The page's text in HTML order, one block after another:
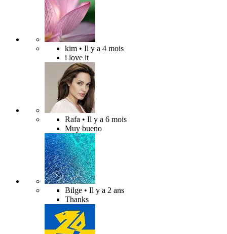
kim • Il y a 4 mois
i love it
Rafa • Il y a 6 mois
Muy bueno
Bilge • Il y a 2 ans
Thanks